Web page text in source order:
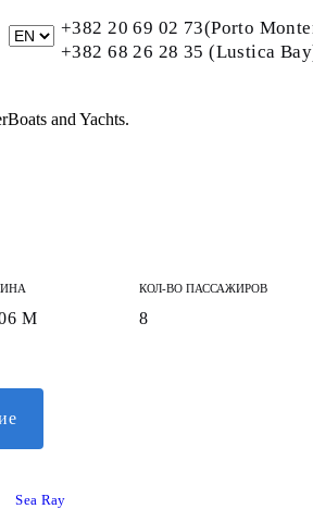
+382 20 69 02 73(Porto
+382 68 26 28 35 (Lustica
and Yachts.
М
КОЛ-ВО ПАССАЖИРОВ
8
Sea Ray